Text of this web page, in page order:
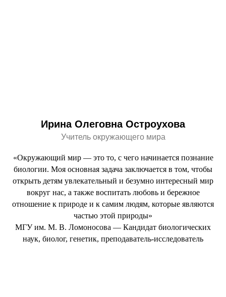
Ирина Олеговна Остроухова
Учитель окружающего мира
«Окружающий мир — это то, с чего начинается познание
биологии. Моя основная задача заключается в том, чтобы
открыть детям увлекательный и безумно интересный мир
вокруг нас, а также воспитать любовь и бережное
отношение к природе и к самим людям, которые являются
частью этой природы»
МГУ им. М. В. Ломоносова — Кандидат биологических
наук, биолог, генетик, преподаватель-исследователь